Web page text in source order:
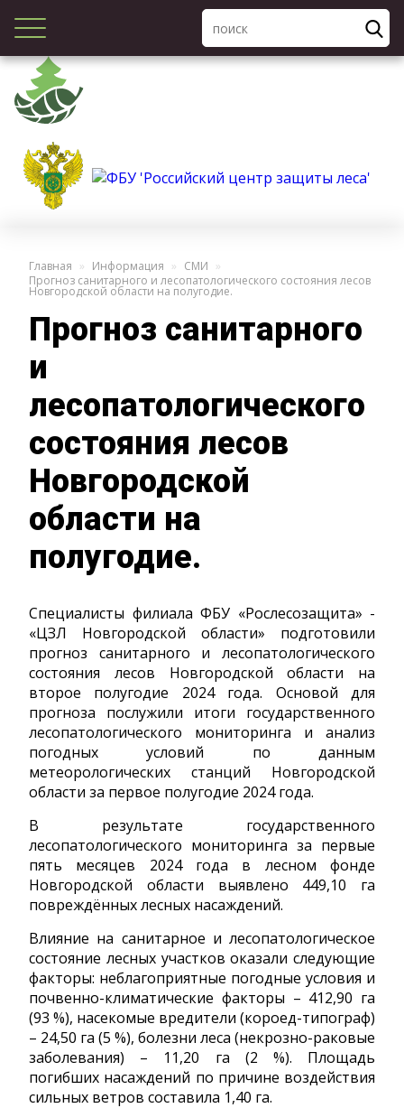
Главная Информация
СМИ
Прогноз санитарного и лесопатологического состояния лесов
Новгородской области на полугодие.
Прогноз санитарного
и
лесопатологического
состояния лесов
Новгородской
области на
полугодие.
Специалисты филиала ФБУ «Рослесозащита» -
«ЦЗЛ Новгородской области» подготовили
прогноз санитарного и лесопатологического
состояния лесов Новгородской области на
второе полугодие 2024 года. Основой для
прогноза послужили итоги государственного
лесопатологического мониторинга и анализ
погодных условий по данным
метеорологических станций Новгородской
области за первое полугодие 2024 года.
В результате государственного
лесопатологического мониторинга за первые
пять месяцев 2024 года в лесном фонде
Новгородской области выявлено 449,10 га
повреждённых лесных насаждений.
Влияние на санитарное и лесопатологическое
состояние лесных участков оказали следующие
факторы: неблагоприятные погодные условия и
почвенно-климатические факторы – 412,90 га
(93 %), насекомые вредители (короед-типограф)
– 24,50 га (5 %), болезни леса (некрозно-раковые
заболевания) – 11,20 га (2 %). Площадь
погибших насаждений по причине воздействия
сильных ветров составила 1,40 га.